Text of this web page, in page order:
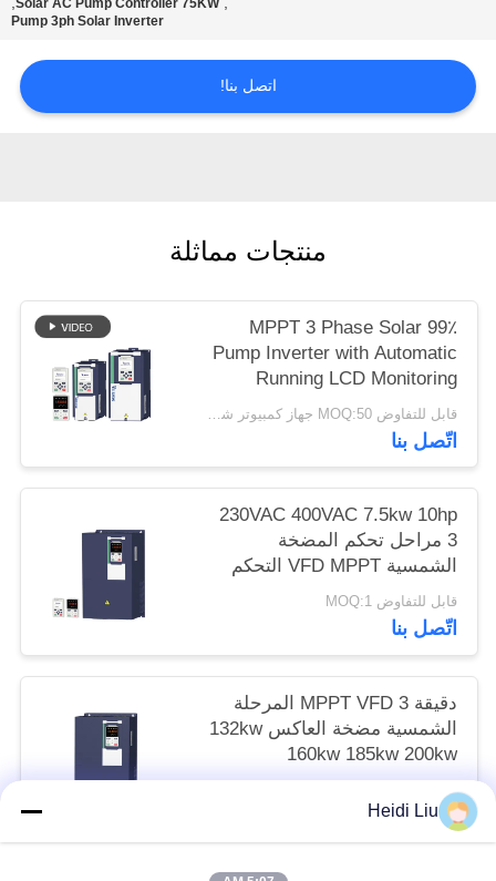
Solar AC Pump Controller 75KW
Pump 3ph Solar Inverter
اتصل بنا!
منتجات مماثلة
99٪ MPPT 3 Phase Solar
Pump Inverter with Automatic
Running LCD Monitoring
اتّصل بنا
230VAC 400VAC 7.5kw 10hp
3 مراحل تحكم المضخة
الشمسية VFD MPPT التحكم
قابل للتفاوض MOQ:1
اتّصل بنا
دقيقة MPPT VFD 3 المرحلة
الشمسية مضخة العاكس 132kw
160kw 185kw 200kw
قابل للتفاوض MOQ:1
اتّصل بنا
Heidi Liu